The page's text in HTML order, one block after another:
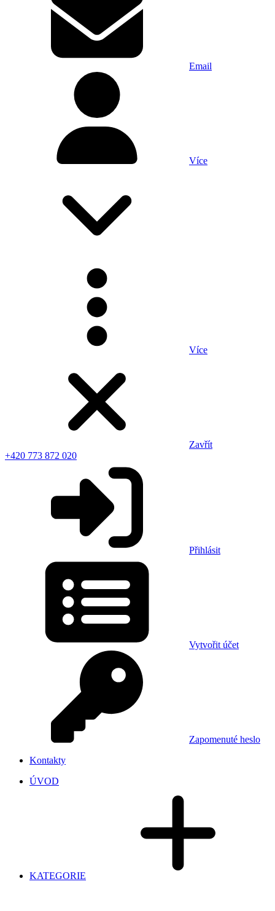
Email
Více
Více
Zavřít
+420 773 872 020
Přihlásit
Vytvořit účet
Zapomenuté heslo
Kontakty
ÚVOD
KATEGORIE